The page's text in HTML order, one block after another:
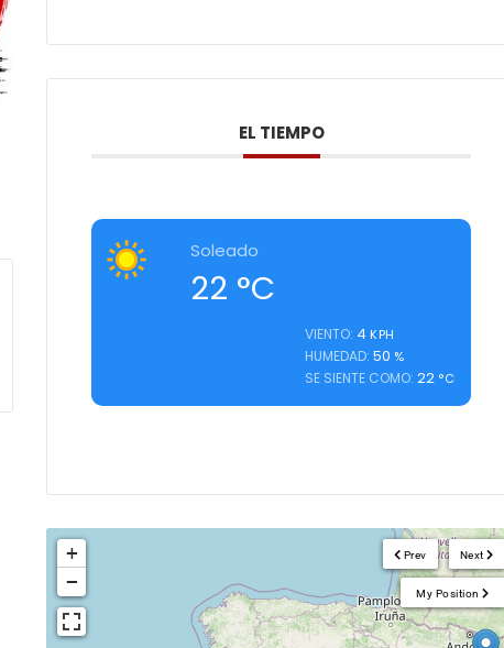
EL TIEMPO
Soleado
22 °C
VIENTO: 4 KPH
HUMEDAD: 50 %
SE SIENTE COMO: 22°C
Next
Prev
My Position
+
−